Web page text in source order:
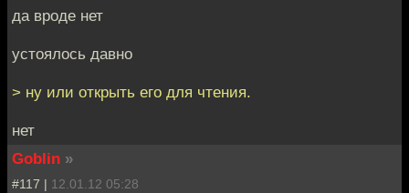
да вроде нет
устоялось давно
> ну или открыть его для чтения.
нет
Goblin »
#117 | 12.01.12 05:28